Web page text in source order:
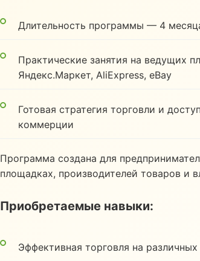
Длительность программы — 4
Практические занятия на ведущих
Яндекс.Маркет, AliExpress, eBay
Готовая стратегия торговли и
коммерции
Программа создана для
площадках, производителей товаров и
Приобретаемые навыки:
Эффективная торговля на